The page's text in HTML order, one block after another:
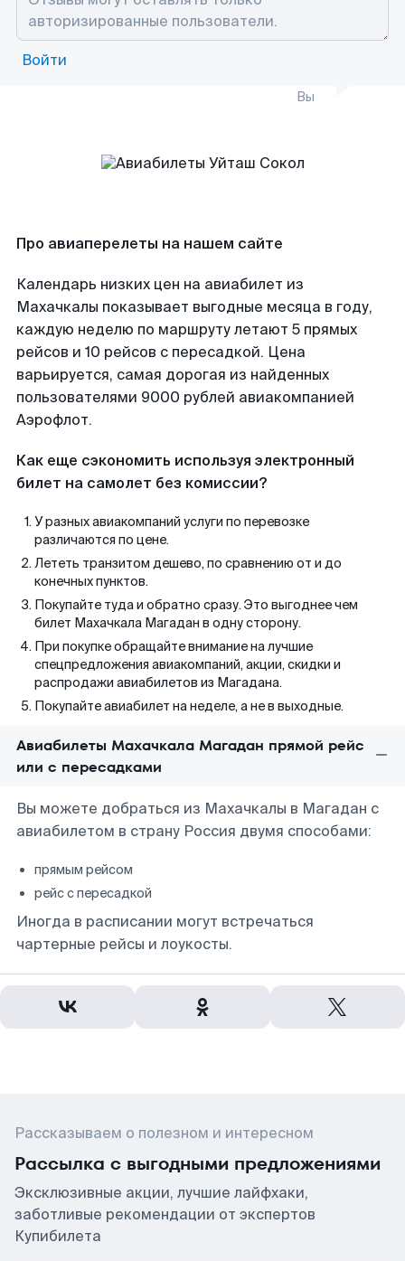
Войти
Вы
Про авиаперелеты на нашем сайте
Календарь низких цен на авиабилет из
Махачкалы показывает выгодные месяца в году,
каждую неделю по маршруту летают 5 прямых
рейсов и 10 рейсов с пересадкой. Цена
варьируется, самая дорогая из найденных
пользователями 9000 рублей авиакомпанией
Аэрофлот.
Как еще сэкономить используя электронный
билет на самолет без комиссии?
У разных авиакомпаний услуги по перевозке
различаются по цене.
Лететь транзитом дешево, по сравнению от и до
конечных пунктов.
Покупайте туда и обратно сразу. Это выгоднее чем
билет Махачкала Магадан в одну сторону.
При покупке обращайте внимание на лучшие
спецпредложения авиакомпаний, акции, скидки и
распродажи авиабилетов из Магадана.
Покупайте авиабилет на неделе, а не в выходные.
Авиабилеты Махачкала Магадан прямой рейс
или с пересадками
Вы можете добраться из Махачкалы в Магадан с
авиабилетом в страну Россия двумя способами:
прямым рейсом
рейс с пересадкой
Иногда в расписании могут встречаться
чартерные рейсы и лоукосты.
Рассказываем о полезном и интересном
Рассылка с выгодными предложениями
Эксклюзивные акции, лучшие лайфхаки,
заботливые рекомендации от экспертов
Купибилета